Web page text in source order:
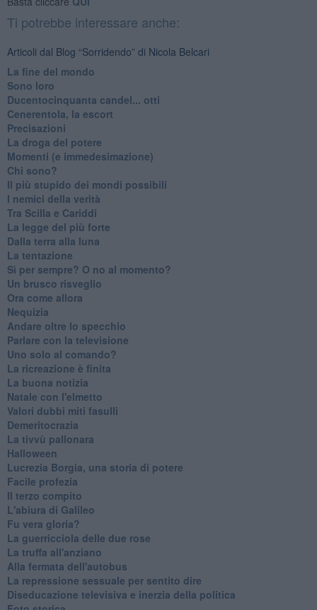
Ti potrebbe interessare anche:
Articoli dal Blog “Sorridendo” di Nicola Belcari
La fine del mondo
Sono loro
Ducentocinquanta candel... otti
Cenerentola, la escort
Precisazioni
La droga del potere
Momenti (e immedesimazione)
Chi sono?
Il più stupido dei mondi possibili
I nemici della verità
Tra Scilla e Cariddi
La legge del più forte
Dalla terra alla luna
La tentazione
​Sì per sempre? O no al momento?
Un brusco risveglio
Ora come allora
Nequizia
Andare oltre lo specchio
Parlare con la televisione
Uno solo al comando?
La ricreazione è finita
La buona notizia
Natale con l'elmetto
Valori dubbi miti fasulli
Demeritocrazia
La tivvù pallonara
Halloween
​Lucrezia Borgia, una storia di potere
Facile profezia
Il terzo compito
L'abiura di Galileo
Fu vera gloria?
La guerricciola delle due rose
La truffa all'anziano
Alla fermata dell'autobus
La repressione sessuale per sentito dire
Diseducazione televisiva e inerzia della politica